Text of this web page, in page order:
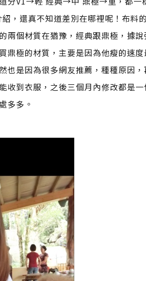
，還真不知道差別在哪裡呢！布料
兩個材質在猶豫，經典跟鼎極，據
鼎極的材質，主要是因為他瘦的速
也是因為很多網友推薦，種種原因
收到衣服，之後三個月內修改都是
多多。